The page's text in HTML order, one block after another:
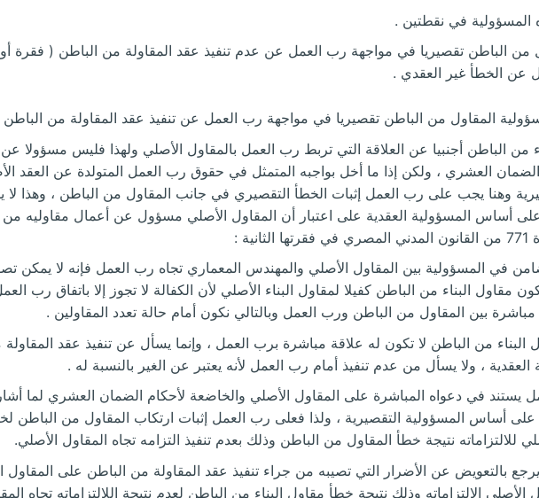
في نقطتين .
من الباطن تقصيريا في مواجهة رب العمل عن عدم تنفيذ عقد المقاولة من الباطن ( فقرة
عن الخطأ غير العقدي .
المقاول من الباطن تقصيريا في مواجهة رب العمل عن تنفيذ عقد المقاولة من الباطن
من الباطن أجنبيا عن العلاقة التي تربط رب العمل بالمقاول الأصلي ولهذا فليس مسؤولا
العشري ، ولكن إذا ما أخل بواجبه المتمثل في حقوق رب العمل المتولدة عن العقد
وهنا يجب على رب العمل إثبات الخطأ التقصيري في جانب المقاول من الباطن ، وهذا
أساس المسؤولية العقدية على اعتبار أن المقاول الأصلي مسؤول عن أعمال مقاوليه
:
في المسؤولية بين المقاول الأصلي والمهندس المعماري تجاه رب العمل فإنه لا يمكن
مقاول البناء من الباطن كفيلا لمقاول البناء الأصلي لأن الكفالة لا تجوز إلا باتفاق رب
بين المقاول من الباطن ورب العمل وبالتالي نكون أمام حالة تعدد المقاولين .
البناء من الباطن لا تكون له علاقة مباشرة برب العمل ، وإنما يسأل عن تنفيذ عقد
، ولا يسأل من عدم تنفيذ أمام رب العمل لأنه يعتبر عن الغير بالنسبة له .
يستند في دعواه المباشرة على المقاول الأصلي والخاضعة لأحكام الضمان العشري لما
أساس المسؤولية التقصيرية ، ولذا فعلى رب العمل إثبات ارتكاب المقاول من
للالتزاماته نتيجة خطأ المقاول من الباطن وذلك بعدم تنفيذ التزامه تجاه المقاول الأصلي.
بالتعويض عن الأضرار التي تصيبه من جراء تنفيذ عقد المقاولة من الباطن على المقاول
الأصلي الالتزاماته وذلك نتيجة خطأ مقاول البناء من الباطن لعدم نتيجة اللالتزاماته تجاه